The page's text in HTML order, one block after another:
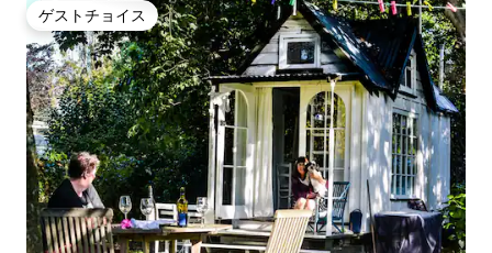
ゲストチョイス
ゲストチョイス